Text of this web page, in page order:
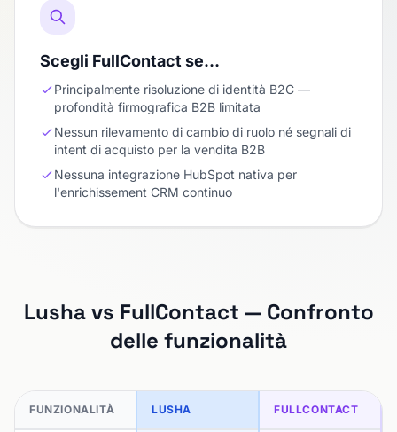
Scegli FullContact se…
Principalmente risoluzione di identità B2C —
profondità firmografica B2B limitata
Nessun rilevamento di cambio di ruolo né segnali di
intent di acquisto per la vendita B2B
Nessuna integrazione HubSpot nativa per
l'enrichissement CRM continuo
Lusha vs FullContact — Confronto
delle funzionalità
FUNZIONALITÀ LUSHA FULLCONTACT